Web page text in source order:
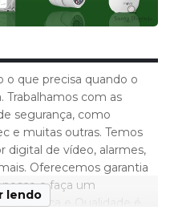
o que precisa quando o
Trabalhamos com as
segurança, como
e muitas outras. Temos
digital de vídeo, alarmes,
Oferecemos garantia
e faça um
e Qualidade é
lendo